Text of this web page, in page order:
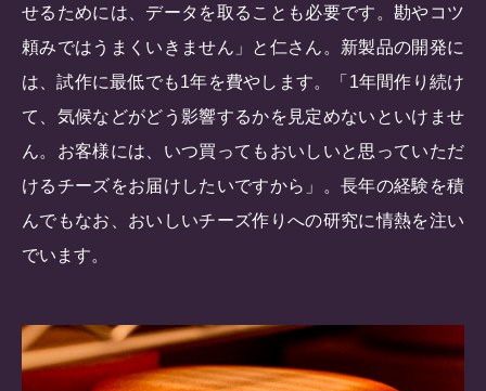
せるためには、データを取ることも必要です。勘やコツ
頼みではうまくいきません」と仁さん。新製品の開発に
は、試作に最低でも1年を費やします。「1年間作り続け
て、気候などがどう影響するかを見定めないといけませ
ん。お客様には、いつ買ってもおいしいと思っていただ
けるチーズをお届けしたいですから」。長年の経験を積
んでもなお、おいしいチーズ作りへの研究に情熱を注い
でいます。